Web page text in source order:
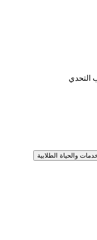
التحدي
والحياة الطلابية